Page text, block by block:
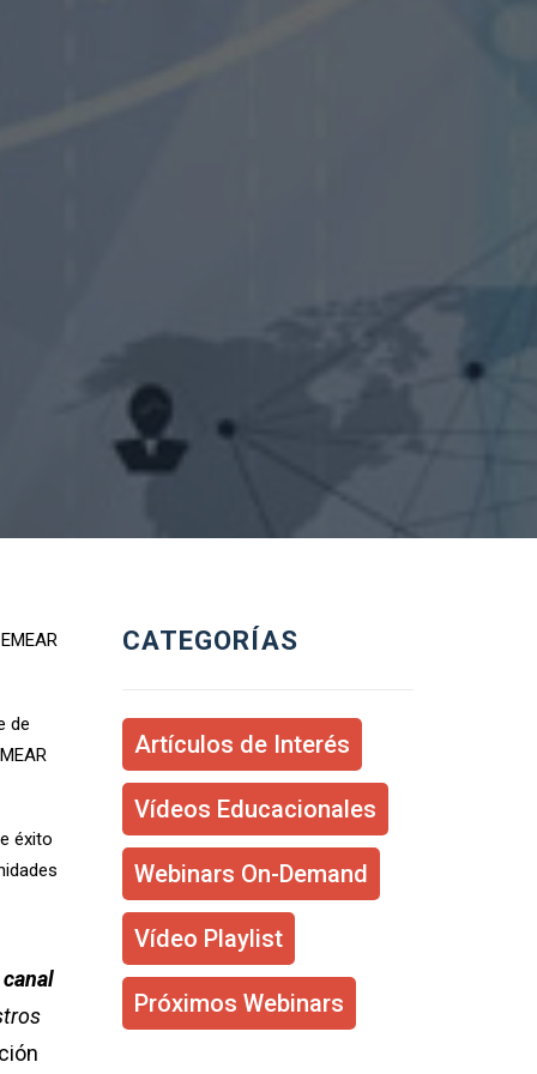
de
éxito
CATEGORÍAS
Artículos de Interés
Vídeos Educacionales
Webinars On-Demand
Vídeo Playlist
Próximos Webinars